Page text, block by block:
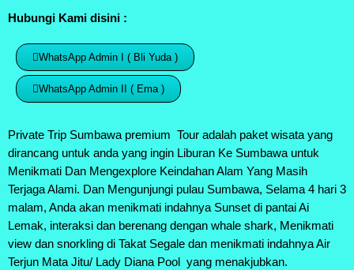
Hubungi Kami disini :
WhatsApp Admin I ( Bli Yuda )
WhatsApp Admin II ( Ema )
Private Trip Sumbawa premium Tour adalah paket wisata yang
dirancang untuk anda yang ingin Liburan Ke Sumbawa untuk
Menikmati Dan Mengexplore Keindahan Alam Yang Masih
Terjaga Alami. Dan Mengunjungi pulau Sumbawa, Selama 4 hari 3
malam, Anda akan menikmati indahnya Sunset di pantai Ai
Lemak, interaksi dan berenang dengan whale shark, Menikmati
view dan snorkling di Takat Segale dan menikmati indahnya Air
Terjun Mata Jitu/ Lady Diana Pool yang menakjubkan.